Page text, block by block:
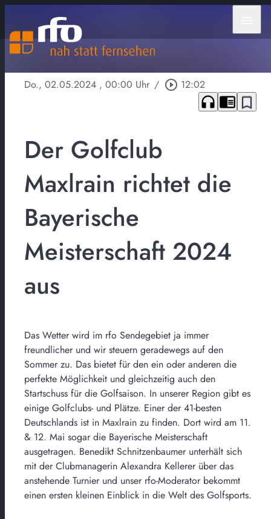
Do., 02.05.2024 , 00:00 Uhr / play_circle_outline 12:02
headphones chrome_reader_mode bookmark_border
Der Golfclub
Maxlrain richtet die
Bayerische
Meisterschaft 2024
aus
Das Wetter wird im rfo Sendegebiet ja immer
freundlicher und wir steuern geradewegs auf den
Sommer zu. Das bietet für den ein oder anderen die
perfekte Möglichkeit und gleichzeitig auch den
Startschuss für die Golfsaison. In unserer Region gibt es
einige Golfclubs- und Plätze. Einer der 41-besten
Deutschlands ist in Maxlrain zu finden. Dort wird am 11.
& 12. Mai sogar die Bayerische Meisterschaft
ausgetragen. Benedikt Schnitzenbaumer unterhält sich
mit der Clubmanagerin Alexandra Kellerer über das
anstehende Turnier und unser rfo-Moderator bekommt
einen ersten kleinen Einblick in die Welt des Golfsports.